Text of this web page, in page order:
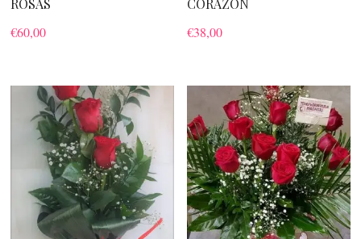
ROSAS
€60,00
CORAZÓN
€38,00